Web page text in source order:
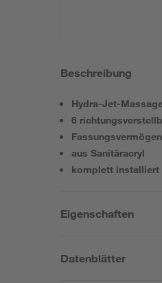
Beschreibung
Hydra-Jet-
6
aus Sanitäracryl
komplett installiert
Eigenschaften
Datenblätter